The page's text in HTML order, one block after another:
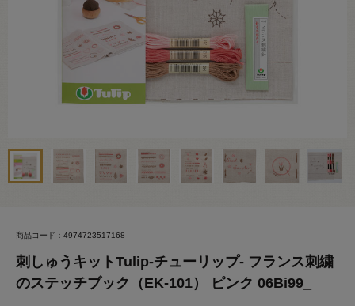
商品コード：4974723517168
刺しゅうキットTulip-チューリップ- フランス刺繍
のステッチブック（EK-101） ピンク 06Bi99_